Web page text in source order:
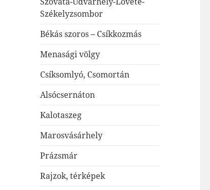
Székelyzsombor
Békás szoros – Csíkkozmás
Menasági völgy
Csíksomlyó, Csomortán
Alsócsernáton
Kalotaszeg
Marosvásárhely
Prázsmár
Rajzok, térképek